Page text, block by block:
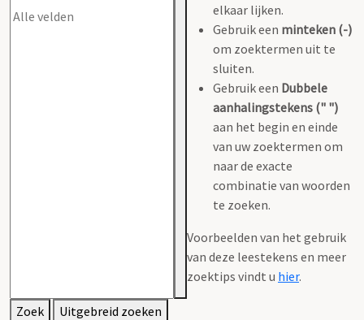
elkaar lijken.
Gebruik een minteken (-)
om zoektermen uit te
sluiten.
Gebruik een Dubbele
aanhalingstekens (" ")
aan het begin en einde
van uw zoektermen om
naar de exacte
combinatie van woorden
te zoeken.
Voorbeelden van het gebruik
van deze leestekens en meer
zoektips vindt u hier.
Zoek Uitgebreid zoeken